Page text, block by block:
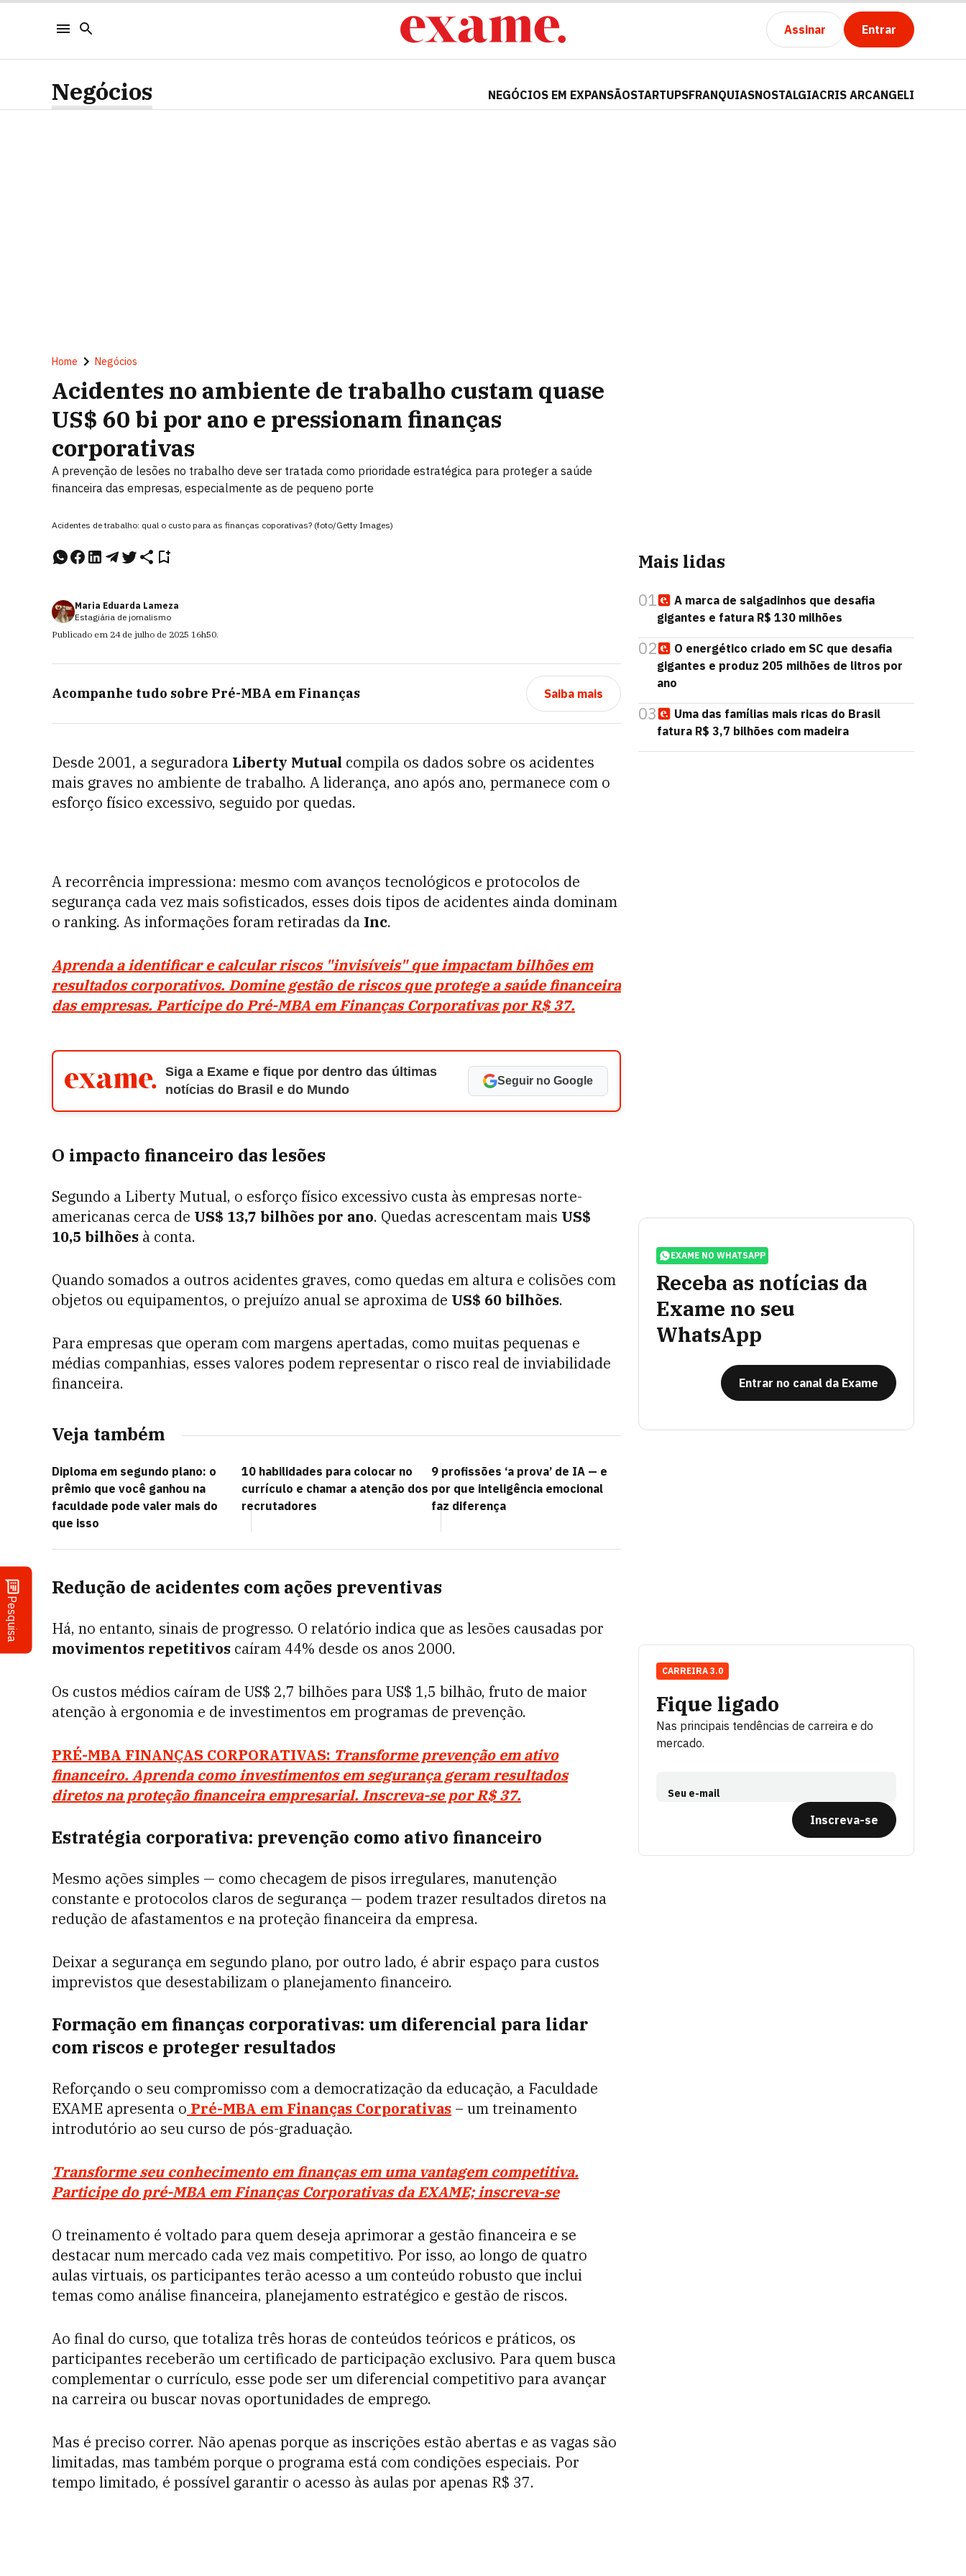
Assinar Entrar
Pesquisa
Negócios NEGÓCIOS EM EXPANSÃOSTARTUPSFRANQUIASNOSTALGIACRIS ARCANGELI
Home Negócios
Acidentes no ambiente de trabalho custam quase
US$ 60 bi por ano e pressionam finanças
corporativas
A prevenção de lesões no trabalho deve ser tratada como prioridade estratégica para proteger a saúde
financeira das empresas, especialmente as de pequeno porte
Acidentes de trabalho: qual o custo para as finanças coporativas? (foto/Getty Images)
Maria Eduarda Lameza
Estagiária de jornalismo
Publicado em 24 de julho de 2025 16h50.
Acompanhe tudo sobre Pré-MBA em Finanças Saiba mais
Desde 2001, a seguradora Liberty Mutual compila os dados sobre os acidentes
mais graves no ambiente de trabalho. A liderança, ano após ano, permanece com o
esforço físico excessivo, seguido por quedas.
A recorrência impressiona: mesmo com avanços tecnológicos e protocolos de
segurança cada vez mais sofisticados, esses dois tipos de acidentes ainda dominam
o ranking. As informações foram retiradas da Inc.
Aprenda a identificar e calcular riscos "invisíveis" que impactam bilhões em
resultados corporativos. Domine gestão de riscos que protege a saúde financeira
das empresas. Participe do Pré-MBA em Finanças Corporativas por R$ 37.
Siga a Exame e fique por dentro das últimas
notícias do Brasil e do Mundo
Seguir no Google
O impacto financeiro das lesões
Segundo a Liberty Mutual, o esforço físico excessivo custa às empresas norte-
americanas cerca de US$ 13,7 bilhões por ano. Quedas acrescentam mais US$
10,5 bilhões à conta.
Quando somados a outros acidentes graves, como quedas em altura e colisões com
objetos ou equipamentos, o prejuízo anual se aproxima de US$ 60 bilhões.
Para empresas que operam com margens apertadas, como muitas pequenas e
médias companhias, esses valores podem representar o risco real de inviabilidade
financeira.
Veja também
Diploma em segundo plano: o
prêmio que você ganhou na
faculdade pode valer mais do
que isso
10 habilidades para colocar no
currículo e chamar a atenção dos
recrutadores
9 profissões ‘a prova’ de IA — e
por que inteligência emocional
faz diferença
Redução de acidentes com ações preventivas
Há, no entanto, sinais de progresso. O relatório indica que as lesões causadas por
movimentos repetitivos caíram 44% desde os anos 2000.
Os custos médios caíram de US$ 2,7 bilhões para US$ 1,5 bilhão, fruto de maior
atenção à ergonomia e de investimentos em programas de prevenção.
PRÉ-MBA FINANÇAS CORPORATIVAS: Transforme prevenção em ativo
financeiro. Aprenda como investimentos em segurança geram resultados
diretos na proteção financeira empresarial. Inscreva-se por R$ 37.
Estratégia corporativa: prevenção como ativo financeiro
Mesmo ações simples — como checagem de pisos irregulares, manutenção
constante e protocolos claros de segurança — podem trazer resultados diretos na
redução de afastamentos e na proteção financeira da empresa.
Deixar a segurança em segundo plano, por outro lado, é abrir espaço para custos
imprevistos que desestabilizam o planejamento financeiro.
Formação em finanças corporativas: um diferencial para lidar
com riscos e proteger resultados
Reforçando o seu compromisso com a democratização da educação, a Faculdade
EXAME apresenta o Pré-MBA em Finanças Corporativas – um treinamento
introdutório ao seu curso de pós-graduação.
Transforme seu conhecimento em finanças em uma vantagem competitiva.
Participe do pré-MBA em Finanças Corporativas da EXAME; inscreva-se
O treinamento é voltado para quem deseja aprimorar a gestão financeira e se
destacar num mercado cada vez mais competitivo. Por isso, ao longo de quatro
aulas virtuais, os participantes terão acesso a um conteúdo robusto que inclui
temas como análise financeira, planejamento estratégico e gestão de riscos.
Ao final do curso, que totaliza três horas de conteúdos teóricos e práticos, os
participantes receberão um certificado de participação exclusivo. Para quem busca
complementar o currículo, esse pode ser um diferencial competitivo para avançar
na carreira ou buscar novas oportunidades de emprego.
Mas é preciso correr. Não apenas porque as inscrições estão abertas e as vagas são
limitadas, mas também porque o programa está com condições especiais. Por
tempo limitado, é possível garantir o acesso às aulas por apenas R$ 37.
Mais lidas
01
A marca de salgadinhos que desafia
gigantes e fatura R$ 130 milhões
02
O energético criado em SC que desafia
gigantes e produz 205 milhões de litros por
ano
03
Uma das famílias mais ricas do Brasil
fatura R$ 3,7 bilhões com madeira
EXAME NO WHATSAPP
Receba as notícias da
Exame no seu
WhatsApp
Entrar no canal da Exame
Fique ligado
Nas principais tendências de carreira e do
mercado.
Seu e-mail
Inscreva-se
CARREIRA 3.0